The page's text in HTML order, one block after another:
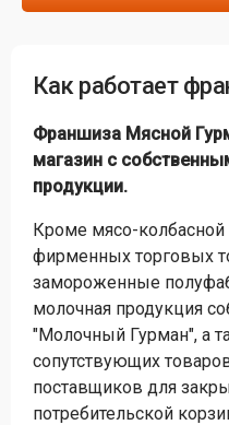
Как работает
Франшиза Мясной
магазин с
продукции.
Кроме мясо-
фирменных торговых
замороженные
молочная продукция
"Молочный Гурман", а
сопутствующих
поставщиков для
потребительской